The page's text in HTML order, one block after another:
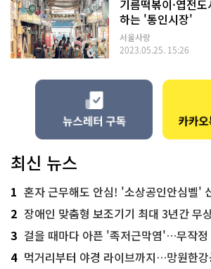
기름떡볶이·엽전
하는 '통인시장'
서울사랑
2023.05.25. 15:26
최신 뉴스
1 혼자 근무해도 안심! '소상공인안심벨'
2 장애인 맞춤형 보조기기 최대 3년간 무상 대
3 걸을 때마다 아픈 '족저근막염'…무작정 참지
4 먹거리부터 야경 라이브까지…망원한